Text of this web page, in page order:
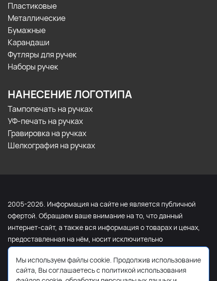
Пластиковые
Металлические
Бумажные
Карандаши
Футляры для ручек
Наборы ручек
НАНЕСЕНИЕ ЛОГОТИПА
Тампопечать на ручках
УФ-печать на ручках
Гравировка на ручках
Шелкография на ручках
2005-2026. Информация на сайте не является публичной
офертой. Обращаем ваше внимание на то, что данный
интернет-сайт, а также вся информация о товарах и ценах,
предоставленная на нём, носит исключительно
информационный характер и ни при каких условиях не
является публичной офертой, определяемой положениями
Статьи 437 Гражданского кодекса Российской Федерации.
Мы используем файлы cookie. Продолжив использование
сайта, Вы соглашаетесь с политикой использования